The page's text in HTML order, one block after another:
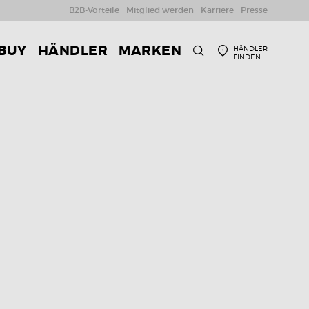
HÄNDLER
FINDEN
HÄNDLER MARKEN
B2B-Vorteile Mitglied werden Karriere Presse